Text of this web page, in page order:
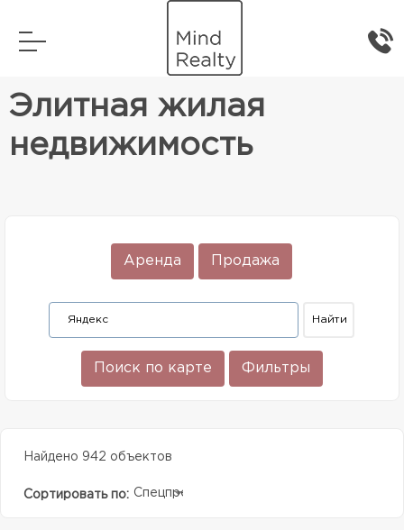
Элитная жилая недвижимость
Элитная жилая
недвижимость
Аренда Продажа
Поиск по карте Фильтры
Найдено 942 объектов
Сортировать по: Спецпредолжение